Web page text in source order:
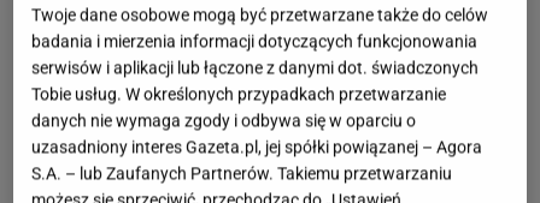
Twoje dane osobowe mogą być przetwarzane także do celów
badania i mierzenia informacji dotyczących funkcjonowania
serwisów i aplikacji lub łączone z danymi dot. świadczonych
Tobie usług. W określonych przypadkach przetwarzanie
danych nie wymaga zgody i odbywa się w oparciu o
uzasadniony interes Gazeta.pl, jej spółki powiązanej – Agora
S.A. – lub Zaufanych Partnerów. Takiemu przetwarzaniu